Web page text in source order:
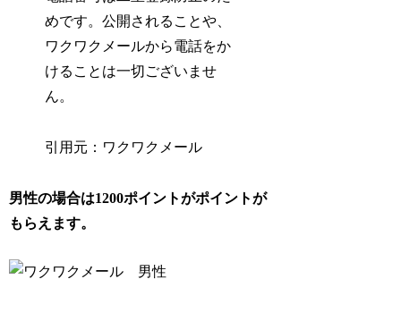
めです。公開されることや、
ワクワクメールから電話をか
けることは一切ございませ
ん。
引用元：ワクワクメール
男性の場合は1200ポイントがポイントが
もらえます。